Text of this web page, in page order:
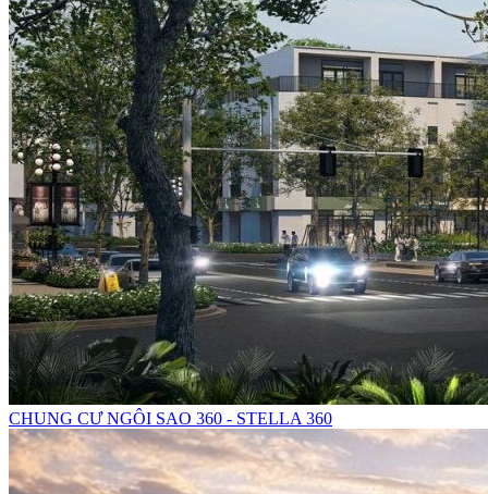
CHUNG CƯ NGÔI SAO 360 - STELLA 360